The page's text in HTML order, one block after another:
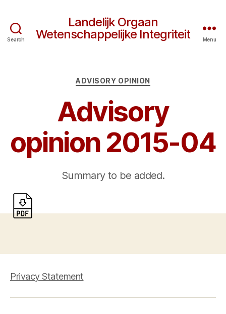
Search
Landelijk Orgaan
Wetenschappelijke Integriteit
Menu
Categories
ADVISORY OPINION
Advisory
opinion 2015-04
Summary to be added.
Privacy Statement